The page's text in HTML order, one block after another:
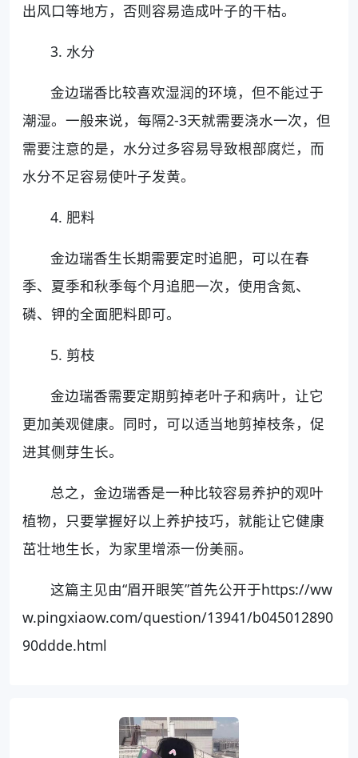
出风口等地方，否则容易造成叶子的干枯。
3. 水分
金边瑞香比较喜欢湿润的环境，但不能过于
潮湿。一般来说，每隔2-3天就需要浇水一次，但
需要注意的是，水分过多容易导致根部腐烂，而
水分不足容易使叶子发黄。
4. 肥料
金边瑞香生长期需要定时追肥，可以在春
季、夏季和秋季每个月追肥一次，使用含氮、
磷、钾的全面肥料即可。
5. 剪枝
金边瑞香需要定期剪掉老叶子和病叶，让它
更加美观健康。同时，可以适当地剪掉枝条，促
进其侧芽生长。
总之，金边瑞香是一种比较容易养护的观叶
植物，只要掌握好以上养护技巧，就能让它健康
茁壮地生长，为家里增添一份美丽。
这篇主见由“眉开眼笑”首先公开于https://ww
w.pingxiaow.com/question/13941/b045012890
90ddde.html